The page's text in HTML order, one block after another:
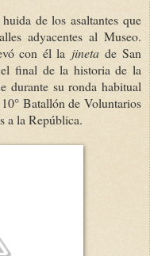
de los asaltantes que
adyacentes al Museo.
con él la jinetade San
final de la historia de la
durante su ronda habitual
Batallón de Voluntarios
a la República.